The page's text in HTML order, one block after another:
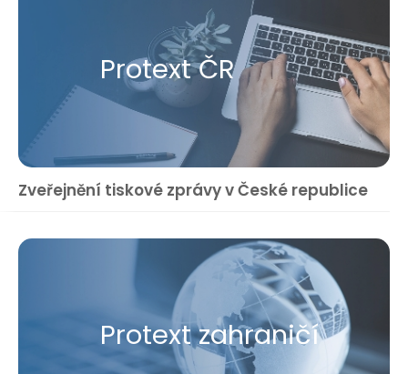
Protext ČR
Zveřejnění tiskové zprávy v České republice
Protext zahraničí